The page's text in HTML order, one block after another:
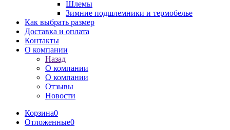
Шлемы
Зимние подшлемники и термобелье
Как выбрать размер
Доставка и оплата
Контакты
О компании
Назад
О компании
О компании
Отзывы
Новости
Корзина0
Отложенные0